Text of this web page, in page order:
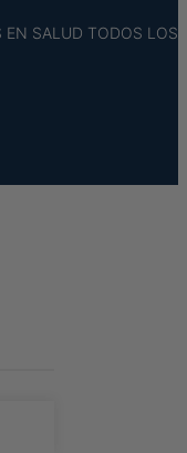
SALUD TODOS LOS